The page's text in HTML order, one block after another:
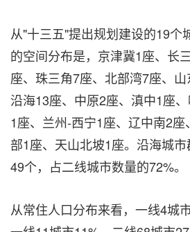
从"十三五"提出规划建设的19个
的空间分布是，京津冀1座、长
座、珠三角7座、北部湾7座、
沿海13座、中原2座、滇中1座
1座、兰州-西宁1座、辽中南2
部1座、天山北坡1座。沿海城
49个，占二线城市数量的72%。
从常住人口分布来看，一线4城